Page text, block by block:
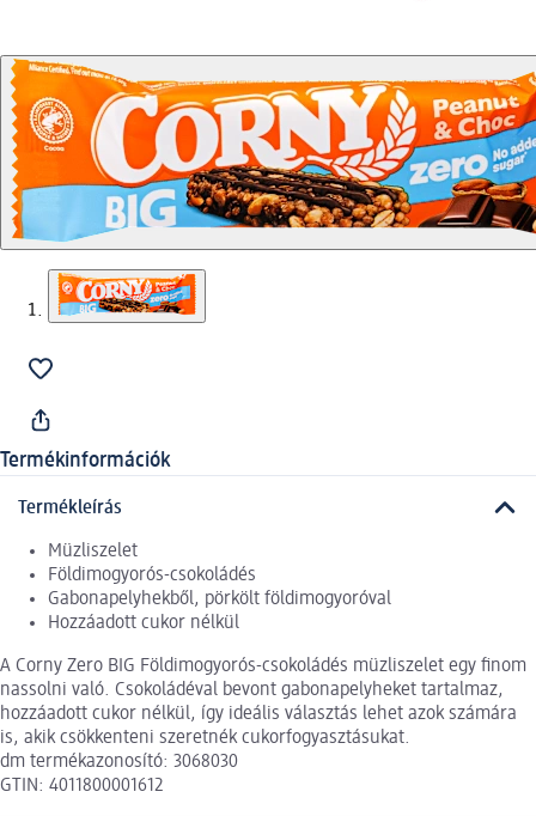
Termékinformációk
Termékleírás
Müzliszelet
Földimogyorós-csokoládés
Gabonapelyhekből, pörkölt földimogyoróval
Hozzáadott cukor nélkül
A Corny Zero BIG Földimogyorós-csokoládés müzliszelet egy finom
nassolni való. Csokoládéval bevont gabonapelyheket tartalmaz,
hozzáadott cukor nélkül, így ideális választás lehet azok számára
is, akik csökkenteni szeretnék cukorfogyasztásukat.
dm termékazonosító: 3068030
GTIN: 4011800001612